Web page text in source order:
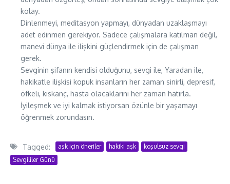
kolay.
Dinlenmeyi, meditasyon yapmayı, dünyadan uzaklaşmayı
adet edinmen gerekiyor. Sadece çalışmalara katılman değil,
manevi dünya ile ilişkini güçlendirmek için de çalışman
gerek.
Sevginin şifanın kendisi olduğunu, sevgi ile, Yaradan ile,
hakikatle ilişkisi kopuk insanların her zaman sinirli, depresif,
öfkeli, kıskanç, hasta olacaklarını her zaman hatırla.
İyileşmek ve iyi kalmak istiyorsan özünle bir yaşamayı
öğrenmek zorundasın.
Tagged: aşk için öneriler hakiki aşk
koşulsuz sevgi
Sevgililer Günü